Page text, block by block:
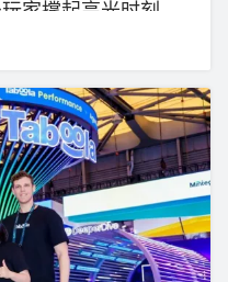
家撑起高光时刻